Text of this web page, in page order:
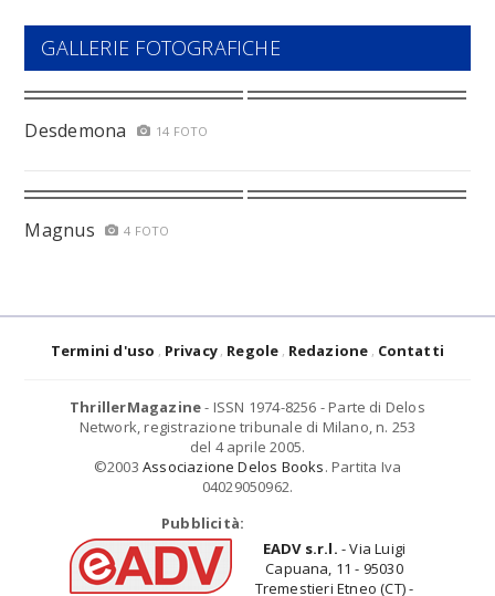
GALLERIE FOTOGRAFICHE
Desdemona 14 FOTO
Magnus 4 FOTO
Termini d'uso Privacy Regole Redazione Contatti
ThrillerMagazine- ISSN 1974-8256 - Parte di Delos
Network, registrazione tribunale di Milano, n. 253
del 4 aprile 2005.
©2003 Associazione Delos Books. Partita Iva
04029050962.
Pubblicità:
EADV s.r.l. - Via Luigi
Capuana, 11 - 95030
Tremestieri Etneo (CT) -